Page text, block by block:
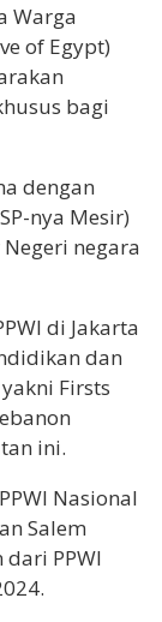
Warga
of Egypt)
bagi
dengan
nya Mesir)
negara
di Jakarta
dan
Firsts
ini.
Nasional
Salem
PPWI